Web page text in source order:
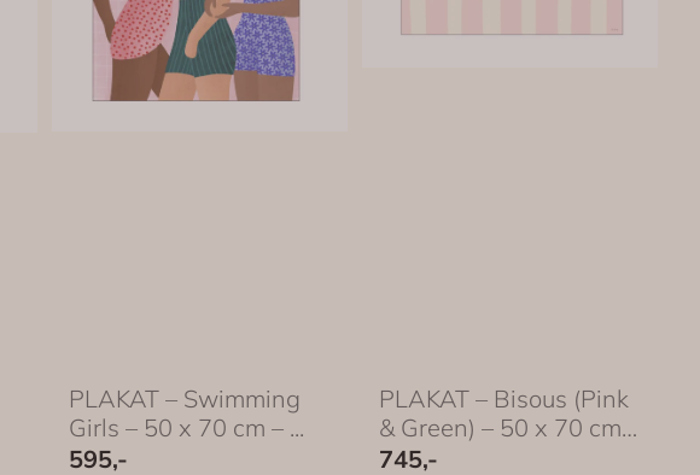
PLAKAT – Swimming
Girls – 50 x 70 cm – ...
595,-
PLAKAT – Bisous (Pink
& Green) – 50 x 70 cm
...
745,-